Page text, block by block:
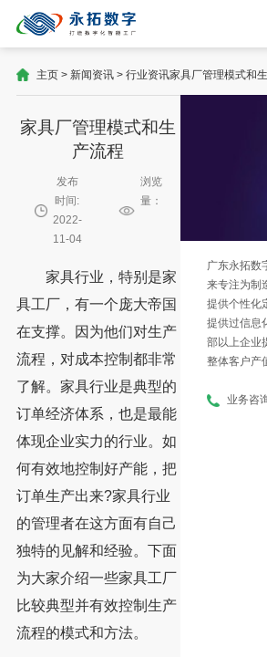
主页> 新闻资讯> 行业资讯家具厂管理模式和
家具厂管理模式和生
产流程
发布
时间:
2022-
11-04
浏览
量：
家具行业，特别是家
具工厂，有一个庞大帝国
在支撑。因为他们对生产
流程，对成本控制都非常
了解。家具行业是典型的
订单经济体系，也是最能
体现企业实力的行业。如
何有效地控制好产能，把
订单生产出来?家具行业
的管理者在这方面有自己
独特的见解和经验。下面
为大家介绍一些家具工厂
比较典型并有效控制生产
流程的模式和方法。
广东永拓数
来专注为制
提供个性化
提供过信息
部以上企业
整体客户产
业务咨